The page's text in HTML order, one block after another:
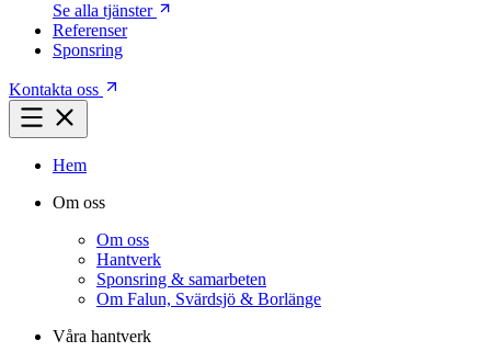
Se alla tjänster
Referenser
Sponsring
Kontakta oss
Hem
Om oss
Om oss
Hantverk
Sponsring & samarbeten
Om Falun, Svärdsjö & Borlänge
Våra hantverk